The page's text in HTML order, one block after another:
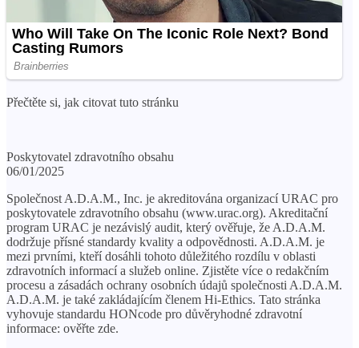
Přečtěte si, jak citovat tuto stránku
Poskytovatel zdravotního obsahu
06/01/2025
Společnost A.D.A.M., Inc. je akreditována organizací URAC pro
poskytovatele zdravotního obsahu (www.urac.org). Akreditační
program URAC je nezávislý audit, který ověřuje, že A.D.A.M.
dodržuje přísné standardy kvality a odpovědnosti. A.D.A.M. je
mezi prvními, kteří dosáhli tohoto důležitého rozdílu v oblasti
zdravotních informací a služeb online. Zjistěte více o redakčním
procesu a zásadách ochrany osobních údajů společnosti A.D.A.M.
A.D.A.M. je také zakládajícím členem Hi-Ethics. Tato stránka
vyhovuje standardu HONcode pro důvěryhodné zdravotní
informace: ověřte zde.